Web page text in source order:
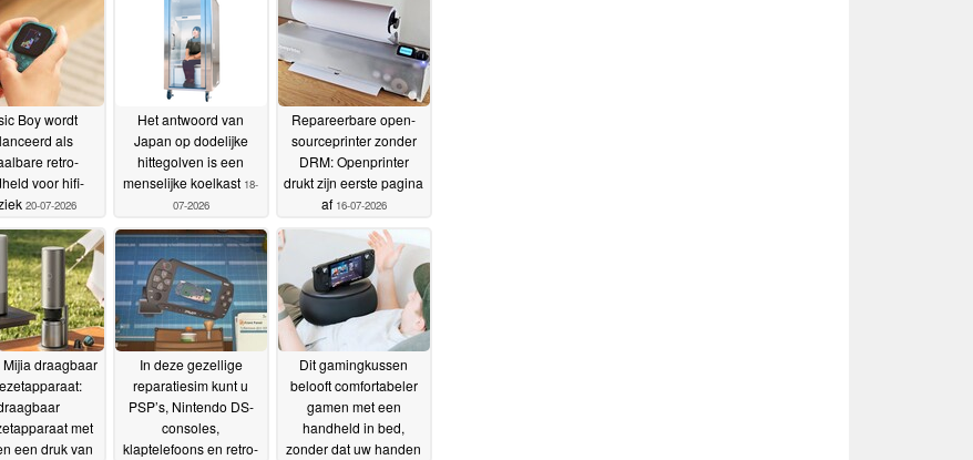
Boy wordt
als
retro-
voor hifi-
20-07-2026
Het antwoord van
Japan op dodelijke
hittegolven is een
menselijke koelkast 18-
07-2026
Repareerbare open-
sourceprinter zonder
DRM: Openprinter
drukt zijn eerste pagina
af 16-07-2026
draagbaar
met
een druk van
In deze gezellige
reparatiesim kunt u
PSP’s, Nintendo DS-
consoles,
klaptelefoons en retro-
Dit gamingkussen
belooft comfortabeler
gamen met een
handheld in bed,
zonder dat uw handen